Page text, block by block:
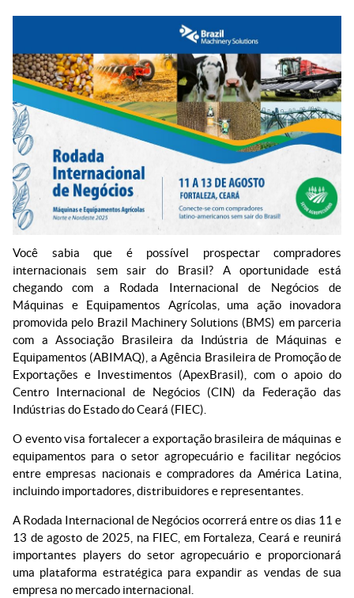
Você sabia que é possível prospectar compradores
internacionais sem sair do Brasil? A oportunidade está
chegando com a Rodada Internacional de Negócios de
Máquinas e Equipamentos Agrícolas, uma ação inovadora
promovida pelo Brazil Machinery Solutions (BMS) em parceria
com a Associação Brasileira da Indústria de Máquinas e
Equipamentos (ABIMAQ), a Agência Brasileira de Promoção de
Exportações e Investimentos (ApexBrasil), com o apoio do
Centro Internacional de Negócios (CIN) da Federação das
Indústrias do Estado do Ceará (FIEC).
O evento visa fortalecer a exportação brasileira de máquinas e
equipamentos para o setor agropecuário e facilitar negócios
entre empresas nacionais e compradores da América Latina,
incluindo importadores, distribuidores e representantes.
A Rodada Internacional de Negócios ocorrerá entre os dias 11 e
13 de agosto de 2025, na FIEC, em Fortaleza, Ceará e reunirá
importantes players do setor agropecuário e proporcionará
uma plataforma estratégica para expandir as vendas de sua
empresa no mercado internacional.